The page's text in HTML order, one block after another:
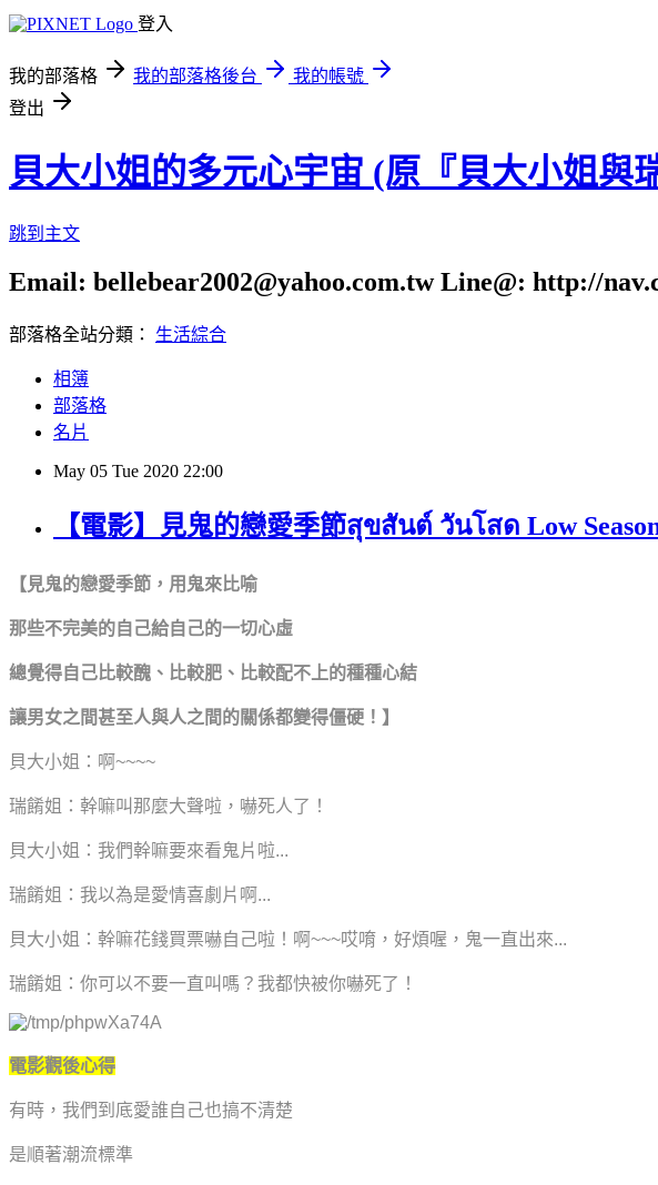
登入
我的部落格 我的部落格後台
我的帳號
登出
貝大小姐的多元心宇宙 (原『貝大小姐與
跳到主文
Email: bellebear2002@yahoo.com.tw Line@: http://
部落格全站分類： 生活綜合
相簿
部落格
名片
May 05 Tue 2020 22:00
【電影】見鬼的戀愛季節สุขสันต์ วันโสด Low
【 見鬼的戀愛季節，用鬼來比喻
那些不完美的自己給自己的一切心虛
總覺得自己比較醜、比較肥、比較配不上的種種心結
讓男女之間甚至人與人之間的關係都變得僵硬！ 】
貝大小姐：啊~~~~
瑞餚姐：幹嘛叫那麼大聲啦，嚇死人了！
貝大小姐：我們幹嘛要來看鬼片啦...
瑞餚姐：我以為是愛情喜劇片啊...
貝大小姐：幹嘛花錢買票嚇自己啦！啊~~~哎唷，好煩喔，鬼一直出來...
瑞餚姐：你可以不要一直叫嗎？我都快被你嚇死了！
電影觀後心得
有時，我們到底愛誰自己也搞不清楚
是順著潮流標準